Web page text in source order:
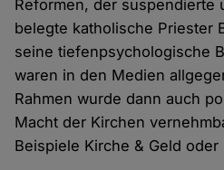
Reformen, der suspendierte
belegte katholische Priester
seine tiefenpsychologische
waren in den Medien
Rahmen wurde dann auch
Macht der Kirchen
Beispiele Kirche & Geld